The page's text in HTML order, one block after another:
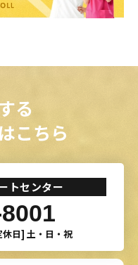
る
こちら
トセンター
休日] 土・日・祝